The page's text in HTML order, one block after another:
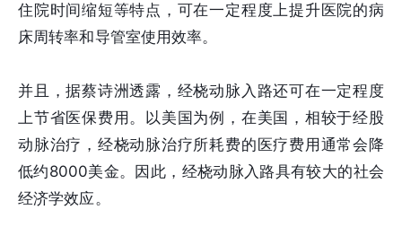
住院时间缩短等特点，可在一定程度上提升医院的病
床周转率和导管室使用效率。
并且，据蔡诗洲透露，经桡动脉入路还可在一定程度
上节省医保费用。以美国为例，在美国，相较于经股
动脉治疗，经桡动脉治疗所耗费的医疗费用通常会降
低约8000美金。因此，经桡动脉入路具有较大的社会
经济学效应。